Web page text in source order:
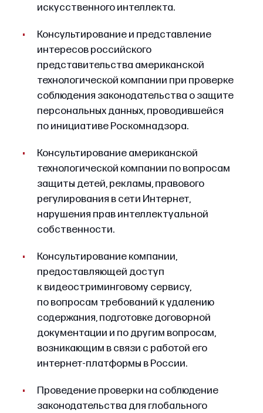
искусственного интеллекта.
Консультирование и представление
интересов российского
представительства американской
технологической компании при проверке
соблюдения законодательства о защите
персональных данных, проводившейся
по инициативе Роскомнадзора.
Консультирование американской
технологической компании по вопросам
защиты детей, рекламы, правового
регулирования в сети Интернет,
нарушения прав интеллектуальной
собственности.
Консультирование компании,
предоставляющей доступ
к видеостриминговому сервису,
по вопросам требований к удалению
содержания, подготовке договорной
документации и по другим вопросам,
возникающим в связи с работой его
интернет-платформы в России.
Проведение проверки на соблюдение
законодательства для глобального